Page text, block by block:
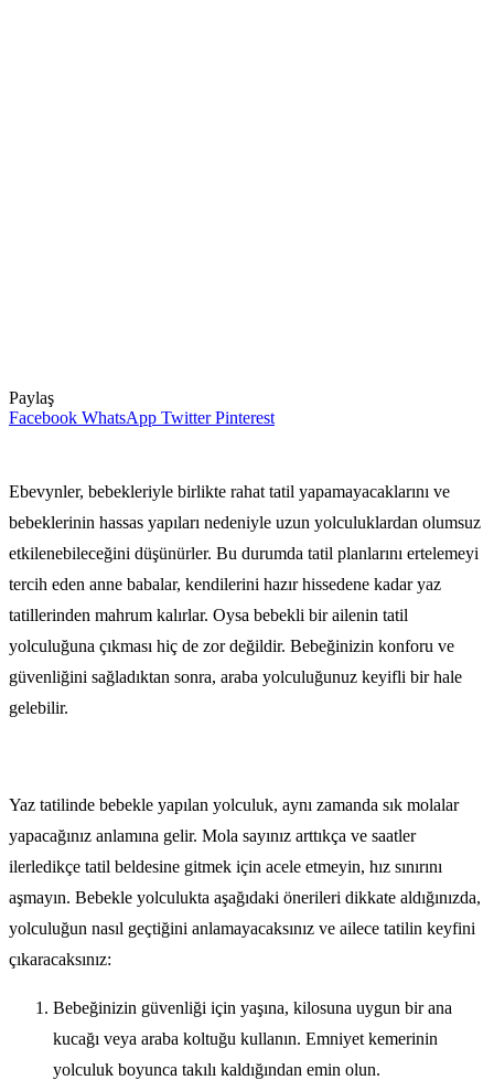
Paylaş
Facebook WhatsApp Twitter Pinterest
Ebevynler, bebekleriyle birlikte rahat tatil yapamayacaklarını ve
bebeklerinin hassas yapıları nedeniyle uzun yolculuklardan olumsuz
etkilenebileceğini düşünürler. Bu durumda tatil planlarını ertelemeyi
tercih eden anne babalar, kendilerini hazır hissedene kadar yaz
tatillerinden mahrum kalırlar. Oysa bebekli bir ailenin tatil
yolculuğuna çıkması hiç de zor değildir. Bebeğinizin konforu ve
güvenliğini sağladıktan sonra, araba yolculuğunuz keyifli bir hale
gelebilir.
Yaz tatilinde bebekle yapılan yolculuk, aynı zamanda sık molalar
yapacağınız anlamına gelir. Mola sayınız arttıkça ve saatler
ilerledikçe tatil beldesine gitmek için acele etmeyin, hız sınırını
aşmayın. Bebekle yolculukta aşağıdaki önerileri dikkate aldığınızda,
yolculuğun nasıl geçtiğini anlamayacaksınız ve ailece tatilin keyfini
çıkaracaksınız:
Bebeğinizin güvenliği için yaşına, kilosuna uygun bir ana
kucağı veya araba koltuğu kullanın. Emniyet kemerinin
yolculuk boyunca takılı kaldığından emin olun.